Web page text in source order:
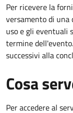
Per ricevere la
versamento di una
uso e gli eventuali
termine
successivi alla
Cosa
Per accedere al